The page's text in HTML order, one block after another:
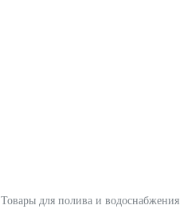
Товары для полива и водоснабжения